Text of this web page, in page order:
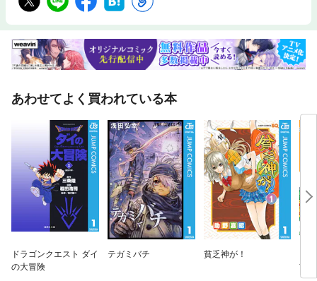
あわせてよく買われている本
ドラゴンクエスト ダイ
の大冒険
テガミバチ 貧乏神が！
前